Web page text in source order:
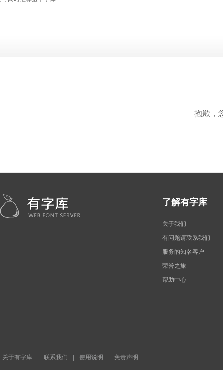
抱歉，
了解有字库
关于我们
有问题请联系我们
服务的知名客户
荣誉之旅
帮助中心
关于有字库 | 联系我们 | 使用说明 | 免责声明